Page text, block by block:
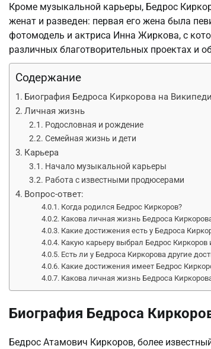
Кроме музыкальной карьеры, Бедрос
женат и разведен: первая его жена была
фотомодель и актриса Инна Жиркова, с
различных благотворительных проектах и
Содержание
Биография Бедроса Киркорова на
Личная жизнь
Родословная и рождение
Семейная жизнь и дети
Карьера
Начало музыкальной карьеры
Работа с известными продюсерами
Вопрос-ответ:
Когда родился Бедрос Киркоров?
Какова личная жизнь Бедроса
Какие достижения есть у Бедроса
Какую карьеру выбрал Бедрос Киркоров
Есть ли у Бедроса Киркорова другие
Какие достижения имеет Бедрос
Какова личная жизнь Бедроса
Биография Бедроса
Бедрос Атамович Киркоров, более